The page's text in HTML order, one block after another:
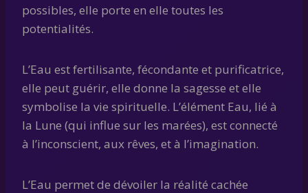
possibles, elle porte en elle toutes les
potentialités.
L’Eau est fertilisante, fécondante et purificatrice,
elle peut guérir, elle donne la sagesse et elle
symbolise la vie spirituelle. L’élément Eau, lié à
la Lune (qui influe sur les marées), est connecté
à l’inconscient, aux rêves, et à l’imagination.
L’Eau permet de dévoiler la réalité cachée